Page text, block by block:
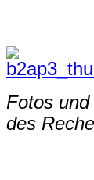
Fotos
des